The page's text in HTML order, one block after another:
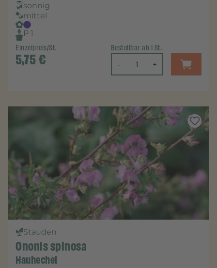
sonnig
mittel
P 1
Einzelpreis/St.
5,75€
Bestellbar ab 1 St.
- +
Stauden
Ononis spinosa
Hauhechel